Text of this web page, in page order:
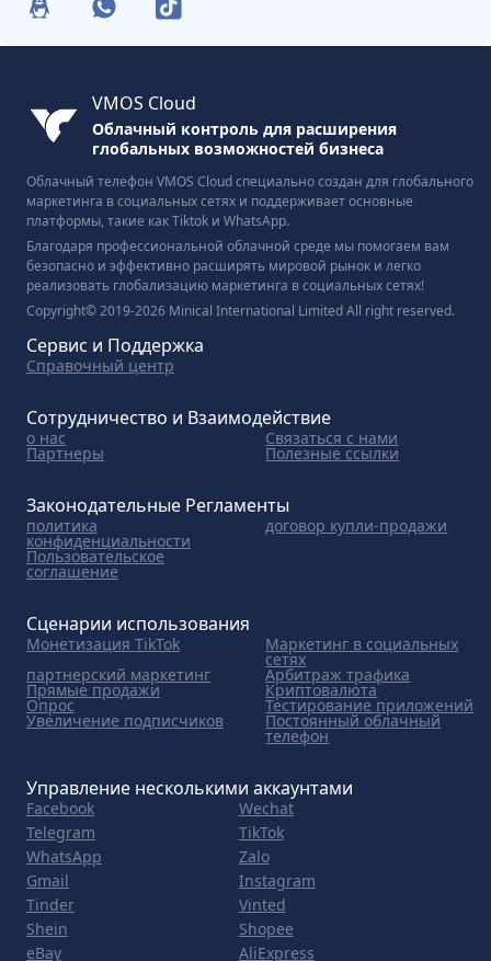
VMOS Cloud
Облачный контроль для расширения
глобальных возможностей бизнеса
Облачный телефон VMOS Cloud специально создан для глобального
маркетинга в социальных сетях и поддерживает основные
платформы, такие как Tiktok и WhatsApp.
Благодаря профессиональной облачной среде мы помогаем вам
безопасно и эффективно расширять мировой рынок и легко
реализовать глобализацию маркетинга в социальных сетях!
Copyright© 2019-2026 Minical International Limited All right reserved.
Сервис и Поддержка
Справочный центр
Сотрудничество и Взаимодействие
о нас Связаться с нами
Партнеры Полезные ссылки
Законодательные Регламенты
политика
конфиденциальности
договор купли-продажи
Пользовательское
соглашение
Сценарии использования
Монетизация TikTok Маркетинг в социальных
сетях
партнерский маркетинг Арбитраж трафика
Прямые продажи Криптовалюта
Опрос Тестирование приложений
Увеличение подписчиков Постоянный облачный
телефон
Управление несколькими аккаунтами
Facebook
Wechat
Telegram
TikTok
WhatsApp
Zalo
Gmail
Instagram
Tinder
Vinted
Shein
Shopee
eBay
AliExpress